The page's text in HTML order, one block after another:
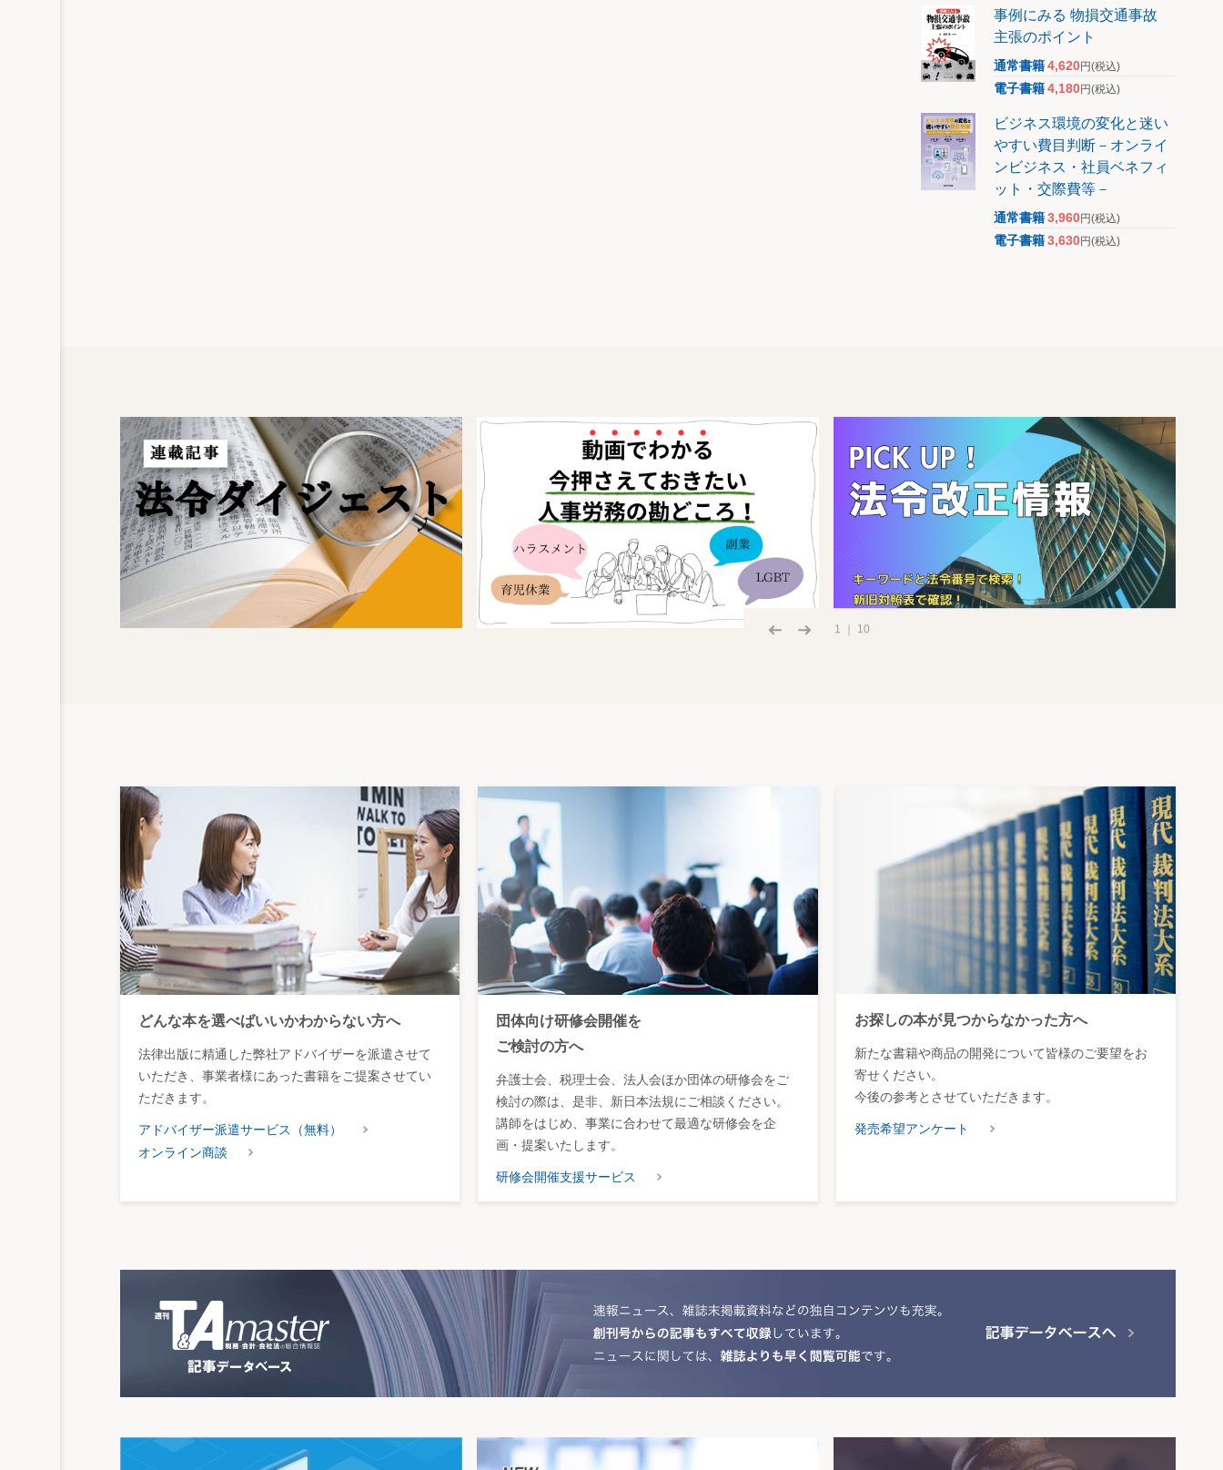
事例にみる 物損交通事故
主張のポイント
通常書籍4,620円(税込)
電子書籍4,180円(税込)
ビジネス環境の変化と迷い
やすい費目判断－オンライ
ンビジネス・社員ベネフィ
ット・交際費等－
通常書籍3,960円(税込)
電子書籍3,630円(税込)
1 ｜ 10
どんな本を選べばいいかわからない方へ
法律出版に精通した弊社アドバイザーを派遣させて
いただき、事業者様にあった書籍をご提案させてい
ただきます。
アドバイザー派遣サービス（無料）
オンライン商談
団体向け研修会開催を
ご検討の方へ
弁護士会、税理士会、法人会ほか団体の研修会をご
検討の際は、是非、新日本法規にご相談ください。
講師をはじめ、事業に合わせて最適な研修会を企
画・提案いたします。
研修会開催支援サービス
お探しの本が見つからなかった方へ
新たな書籍や商品の開発について皆様のご要望をお
寄せください。
今後の参考とさせていただきます。
発売希望アンケート